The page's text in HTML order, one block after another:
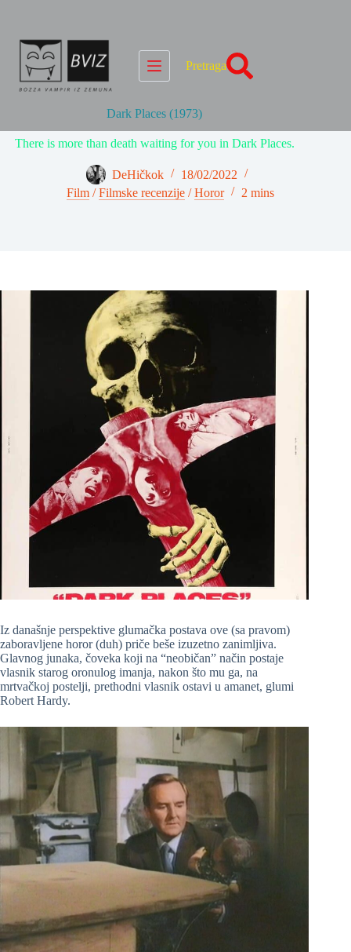
Pretraga
Dark Places (1973)
There is more than death waiting for you in Dark Places.
DeHičkok
18/02/2022
Film/Filmske recenzije/Horor 2 mins
Iz današnje perspektive glumačka postava ove (sa pravom)
zaboravljene horor (duh) priče beše izuzetno zanimljiva.
Glavnog junaka, čoveka koji na “neobičan” način postaje
vlasnik starog oronulog imanja, nakon što mu ga, na
mrtvačkoj postelji, prethodni vlasnik ostavi u amanet, glumi
Robert Hardy.